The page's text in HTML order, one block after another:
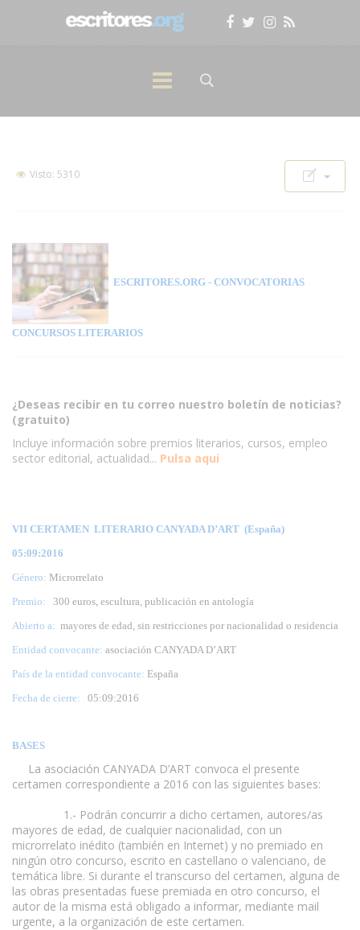
Visto: 5310
ESCRITORES.ORG - CONVOCATORIAS
CONCURSOS LITERARIOS
¿Deseas recibir en tu correo nuestro boletín de noticias?
(gratuito)
Incluye información sobre premios literarios, cursos, empleo
sector editorial, actualidad... Pulsa aqui
VII CERTAMEN LITERARIO CANYADA D’ART (España)
05:09:2016
Género: Microrrelato
Premio:
300 euros, escultura, publicación en antología
Abierto a: mayores de edad, sin restricciones por nacionalidad o residencia
Entidad convocante: asociación CANYADA D’ART
País de la entidad convocante: España
Fecha de cierre: 05:09:2016
BASES
La asociación CANYADA D’ART convoca el presente
certamen correspondiente a 2016 con las siguientes bases:
1.- Podrán concurrir a dicho certamen, autores/as
mayores de edad, de cualquier nacionalidad, con un
microrrelato inédito (también en Internet) y no premiado en
ningún otro concurso, escrito en castellano o valenciano, de
temática libre. Si durante el transcurso del certamen, alguna de
las obras presentadas fuese premiada en otro concurso, el
autor de la misma está obligado a informar, mediante mail
urgente, a la organización de este certamen.